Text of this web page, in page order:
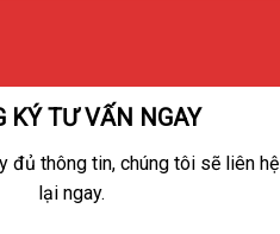
KÝ TƯ VẤN NGAY
đủ thông tin, chúng tôi sẽ liên hệ
lại ngay.